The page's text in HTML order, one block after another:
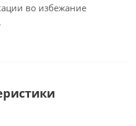
во избежание